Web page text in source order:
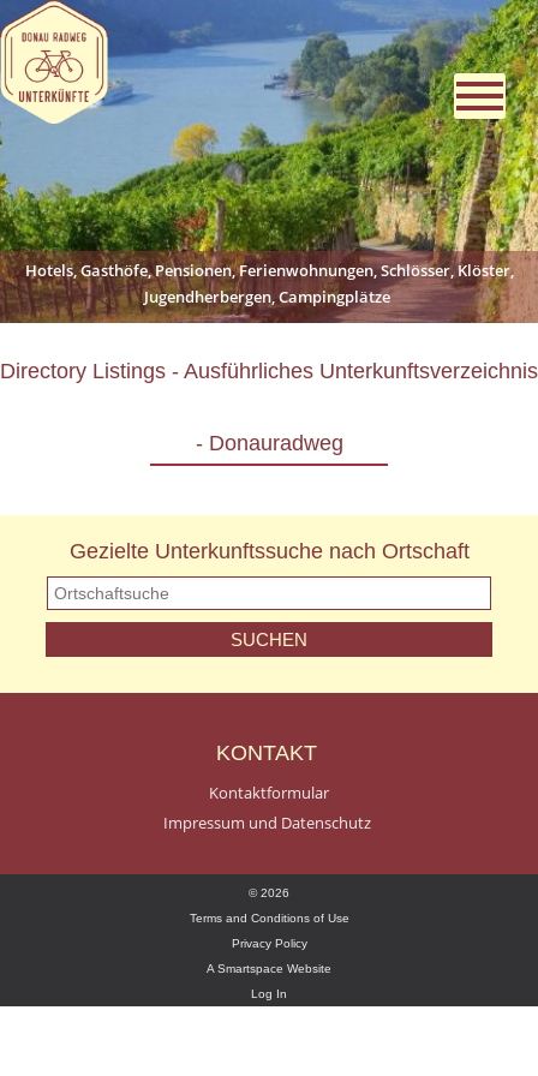
Hotels, Gasthöfe, Pensionen, Ferienwohnungen, Schlösser, Klöster,
Jugendherbergen, Campingplätze
Directory Listings - Ausführliches Unterkunftsverzeichnis
- Donauradweg
Gezielte Unterkunftssuche nach Ortschaft
KONTAKT
Kontaktformular
Impressum und Datenschutz
© 2026
Terms and Conditions of Use
Privacy Policy
A Smartspace Website
Log In